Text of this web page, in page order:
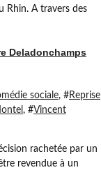
Rhin. A travers des
Deladonchamps
sociale, #Reprise
, #Vincent
rachetée par un
revendue à un